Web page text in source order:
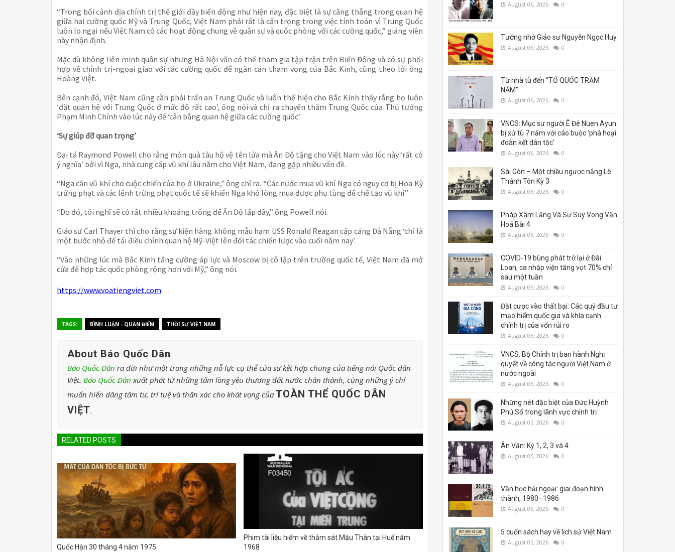
“Trong bối cảnh địa chính trị thế giới đầy biến động như hiện nay, đặc biệt là sự căng thẳng trong quan hệ
giữa hai cường quốc Mỹ và Trung Quốc, Việt Nam phải rất là cẩn trọng trong việc tính toán vì Trung Quốc
luôn lo ngại nếu Việt Nam có các hoạt động chung về quân sự và quốc phòng với các cường quốc,” giảng viên
này nhận định.
Mặc dù không liên minh quân sự nhưng Hà Nội vẫn có thể tham gia tập trận trên Biển Đông và có sự phối
hợp về chính trị-ngoại giao với các cường quốc để ngăn cản tham vọng của Bắc Kinh, cũng theo lời ông
Hoàng Việt.
Bên cạnh đó, Việt Nam cũng cần phải trấn an Trung Quốc và luôn thể hiện cho Bắc Kinh thấy rằng họ luôn
‘đặt quan hệ với Trung Quốc ở mức độ rất cao’, ông nói và chỉ ra chuyến thăm Trung Quốc của Thủ tướng
Phạm Minh Chính vào lúc này để ‘cân bằng quan hệ giữa các cường quốc’.
‘Sự giúp đỡ quan trọng’
Đại tá Raymond Powell cho rằng món quà tàu hộ vệ tên lửa mà Ấn Độ tặng cho Việt Nam vào lúc này ‘rất có
ý nghĩa’ bởi vì Nga, nhà cung cấp vũ khí lâu năm cho Việt Nam, đang gặp nhiều vấn đề.
“Nga cần vũ khí cho cuộc chiến của họ ở Ukraine,” ông chỉ ra. “Các nước mua vũ khí Nga có nguy cơ bị Hoa Kỳ
trừng phạt và các lệnh trừng phạt quốc tế sẽ khiến Nga khó lòng mua được phụ tùng để chế tạo vũ khí.”
“Do đó, tôi nghĩ sẽ có rất nhiều khoảng trống để Ấn Độ lấp đầy,” ông Powell nói.
Giáo sư Carl Thayer thì cho rằng sự kiện hàng không mẫu hạm USS Ronald Reagan cập cảng Đà Nẵng ‘chỉ là
một bước nhỏ để tái điều chỉnh quan hệ Mỹ-Việt lên đối tác chiến lược vào cuối năm nay’.
“Vào những lúc mà Bắc Kinh tăng cường áp lực và Moscow bị cô lập trên trường quốc tế, Việt Nam đã mở
cửa để hợp tác quốc phòng rộng hơn với Mỹ,” ông nói.
https://www.voatiengviet.com
TAGS: BÌNH LUẬN - QUAN ĐIỂM THỜI SỰ VIỆT NAM
About Báo Quốc Dân
Báo Quốc Dân ra đời như một trong những nỗ lực cụ thể của sự kết hợp chung của tiếng nói Quốc dân
Việt. Báo Quốc Dân xuất phát từ những tấm lòng yêu thương đất nước chân thành, cùng những ý chí
muốn hiến dâng tâm tư, trí tuệ và thân xác cho khát vọng của TOÀN THỂ QUỐC DÂN
VIỆT.
RELATED POSTS
Quốc Hận 30 tháng 4 năm 1975
Phim tài liệu hiếm về thảm sát Mậu Thân tại Huế năm
1968
August 06, 2026 0
Tưởng nhớ Giáo sư Nguyễn Ngọc Huy
August 06, 2026 0
Từ nhà tù đến “TỔ QUỐC TRĂM
NĂM”
August 06, 2026 0
VNCS: Mục sư người Ê Đê Nuen Ayun
bị xử tù 7 năm với cáo buộc 'phá hoại
đoàn kết dân tộc'
August 06, 2026 0
Sài Gòn – Một chiều ngược nắng Lê
Thánh Tôn Kỳ 3
August 06, 2026 0
Pháp Xâm Lăng Và Sự Suy Vong Văn
Hoá Bài 4
August 06, 2026 0
COVID-19 bùng phát trở lại ở Đài
Loan, ca nhập viện tăng vọt 70% chỉ
sau một tuần
August 05, 2026 0
Đặt cược vào thất bại: Các quỹ đầu tư
mạo hiểm quốc gia và khía cạnh
chính trị của vốn rủi ro
August 05, 2026 0
VNCS: Bộ Chính trị ban hành Nghị
quyết về công tác người Việt Nam ở
nước ngoài
August 05, 2026 0
Những nét đặc biệt của Đức Huỳnh
Phú Sổ trong lãnh vực chính trị
August 05, 2026 0
Án Văn: Kỳ 1, 2, 3 và 4
August 05, 2026 0
Văn học hải ngoại: giai đoạn hình
thành, 1980–1986
August 05, 2026 0
5 cuốn sách hay về lịch sử Việt Nam
August 05, 2026 0